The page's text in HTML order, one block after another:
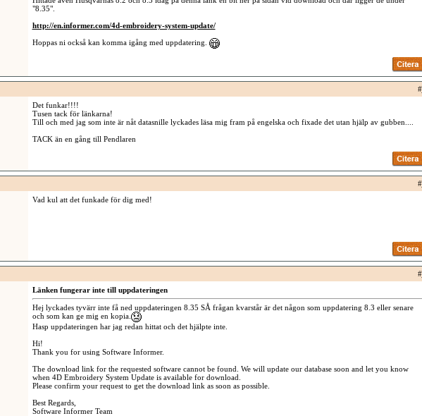
"8.35".
http://en.informer.com/4d-embroidery-system-update/
Hoppas ni också kan komma igång med uppdatering.
#
Det funkar!!!!
Tusen tack för länkarna!
Till och med jag som inte är nåt datasnille lyckades läsa mig fram på engelska och fixade det utan hjälp av gubben....
TACK än en gång till Pendlaren
#
Vad kul att det funkade för dig med!
#
Länken fungerar inte till uppdateringen
Hej lyckades tyvärr inte få ned uppdateringen 8.35 SÅ frågan kvarstår är det någon som uppdatering 8.3 eller senare
och som kan ge mig en kopia.
Hasp uppdateringen har jag redan hittat och det hjälpte inte.
Hi!
Thank you for using Software Informer.
The download link for the requested software cannot be found. We will update our database soon and let you know
when 4D Embroidery System Update is available for download.
Please confirm your request to get the download link as soon as possible.
Best Regards,
Software Informer Team